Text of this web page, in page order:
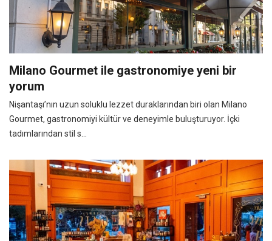
Milano Gourmet ile gastronomiye yeni bir
yorum
Nişantaşı’nın uzun soluklu lezzet duraklarından biri olan Milano
Gourmet, gastronomiyi kültür ve deneyimle buluşturuyor. İçki
tadımlarından stil s...